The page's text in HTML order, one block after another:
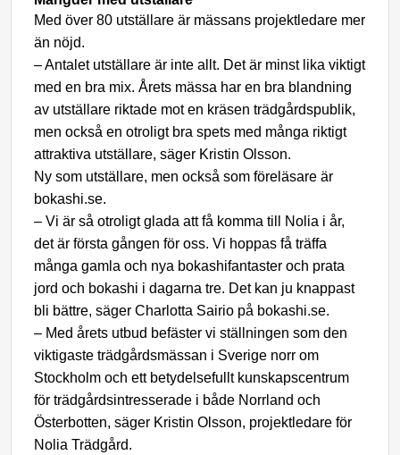
Med över 80 utställare är mässans projektledare mer
än nöjd.
– Antalet utställare är inte allt. Det är minst lika viktigt
med en bra mix. Årets mässa har en bra blandning
av utställare riktade mot en kräsen trädgårdspublik,
men också en otroligt bra spets med många riktigt
attraktiva utställare, säger Kristin Olsson.
Ny som utställare, men också som föreläsare är
bokashi.se.
– Vi är så otroligt glada att få komma till Nolia i år,
det är första gången för oss. Vi hoppas få träffa
många gamla och nya bokashifantaster och prata
jord och bokashi i dagarna tre. Det kan ju knappast
bli bättre, säger Charlotta Sairio på bokashi.se.
– Med årets utbud befäster vi ställningen som den
viktigaste trädgårdsmässan i Sverige norr om
Stockholm och ett betydelsefullt kunskapscentrum
för trädgårdsintresserade i både Norrland och
Österbotten, säger Kristin Olsson, projektledare för
Nolia Trädgård.